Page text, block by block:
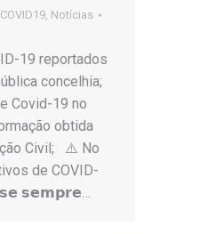
Notícias
19 reportados
concelhia;
Covid-19 no
obtida
Civil; ⚠️ No
de COVID-
𝘀𝗲𝗺𝗽𝗿𝗲…